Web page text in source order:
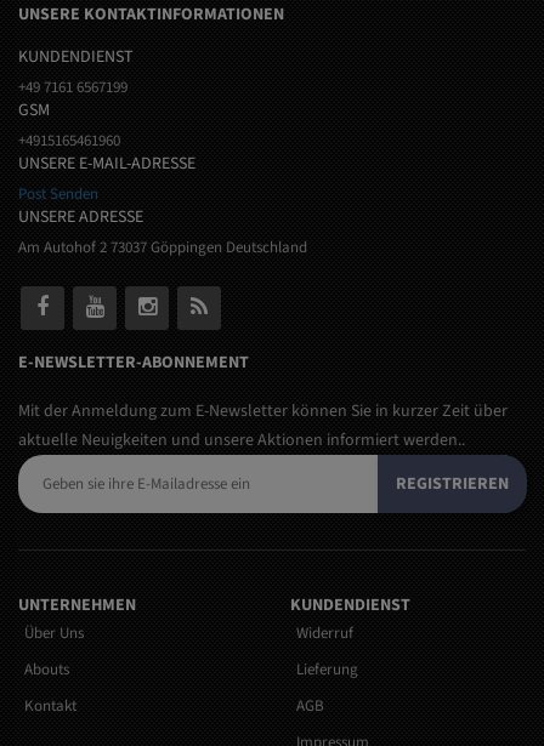
UNSERE KONTAKTINFORMATIONEN
KUNDENDIENST
+49 7161 6567199
GSM
+4915165461960
UNSERE E-MAIL-ADRESSE
Post Senden
UNSERE ADRESSE
Am Autohof 2 73037 Göppingen Deutschland
E-NEWSLETTER-ABONNEMENT
Mit der Anmeldung zum E-Newsletter können Sie in kurzer Zeit über
aktuelle Neuigkeiten und unsere Aktionen informiert werden..
REGISTRIEREN
UNTERNEHMEN
Über Uns
Abouts
Kontakt
KUNDENDIENST
Widerruf
Lieferung
AGB